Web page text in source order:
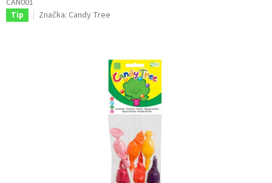
CAN001
Tip Značka: Candy Tree